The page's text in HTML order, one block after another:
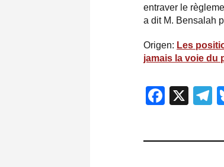
entraver le
a dit M. Bensalah
Origen: Les
jamais la voie du
X